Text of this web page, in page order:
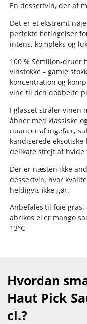
En dessertvin, der af
Det er et ekstremt
perfekte betingelser
intens, kompleks og
100 % Sémillon-druer
vinstokke – gamle
koncentration og
vine til den dobbelte
I glasset stråler vinen
åbner med klassiske
nuancer af ingefær,
kandiserede
delikate strejf af
Der er næsten ikke
dessertvin, hvor
heldigvis ikke gør.
Anbefales til foie
abrikos eller mango
13°C
Hvordan
Haut Pick
cl.?